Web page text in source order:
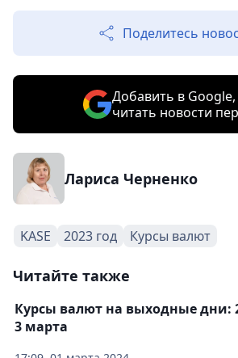
Поделитесь
Добавить в
читать новости
Лариса Черненко
KASE 2023 год Курсы валют
Читайте также
Курсы валют на выходные дни:
3 марта